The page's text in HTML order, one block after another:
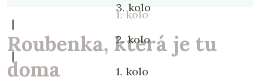
1. kolo
3. kolo
|
2. kolo
|
1. kolo
Roubenka, která je tu
doma